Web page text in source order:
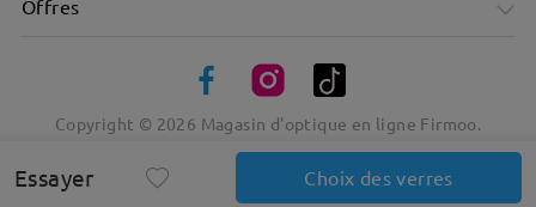
Essayer Choix des verres
Offres
Copyright © 2026 Magasin d'optique en ligne Firmoo.